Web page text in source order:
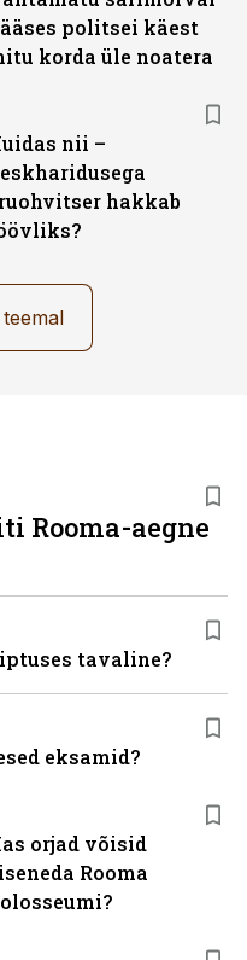
politsei käest
korda üle noatera
nii –
hakkab
orjad võisid
Rooma
Rooma-aegne
tavaline?
eksamid?